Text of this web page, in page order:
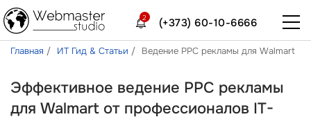
(+373) 60-10-6666
2
Главная ИТ Гид & Статьи Ведение PPC рекламы для Walmart
Эффективное ведение PPC рекламы
для Walmart от профессионалов IT-